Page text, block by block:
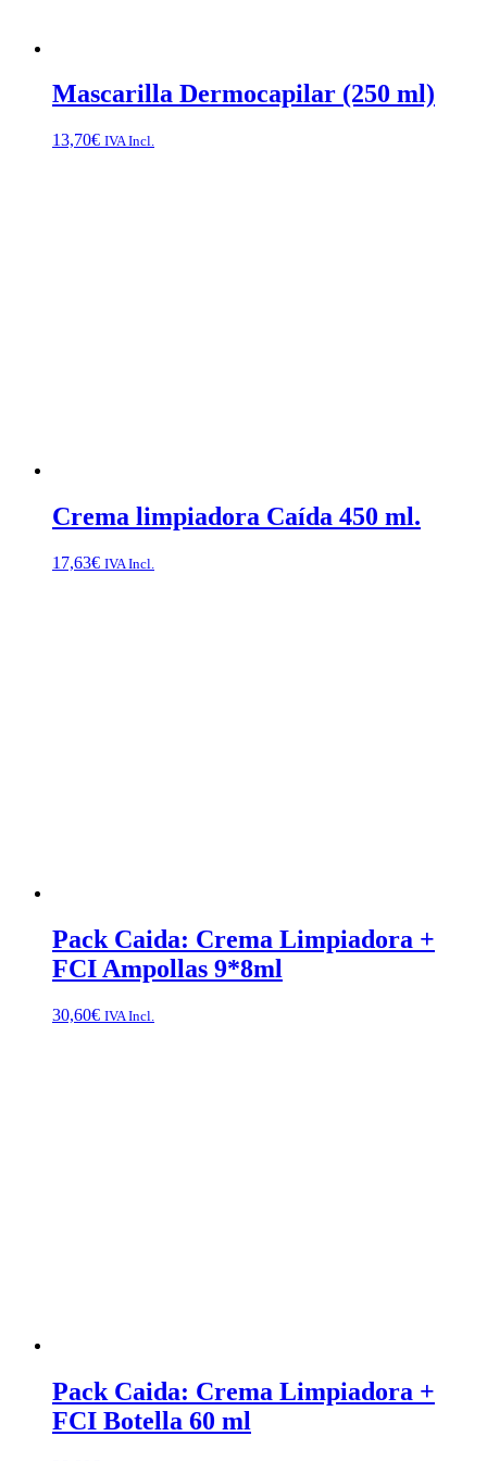
Mascarilla Dermocapilar (250 ml)
13,70€ IVA Incl.
Crema limpiadora Caída 450 ml.
17,63€ IVA Incl.
Pack Caida: Crema Limpiadora +
FCI Ampollas 9*8ml
30,60€ IVA Incl.
Pack Caida: Crema Limpiadora +
FCI Botella 60 ml